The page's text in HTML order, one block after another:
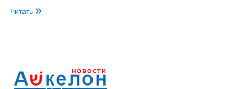
Читать